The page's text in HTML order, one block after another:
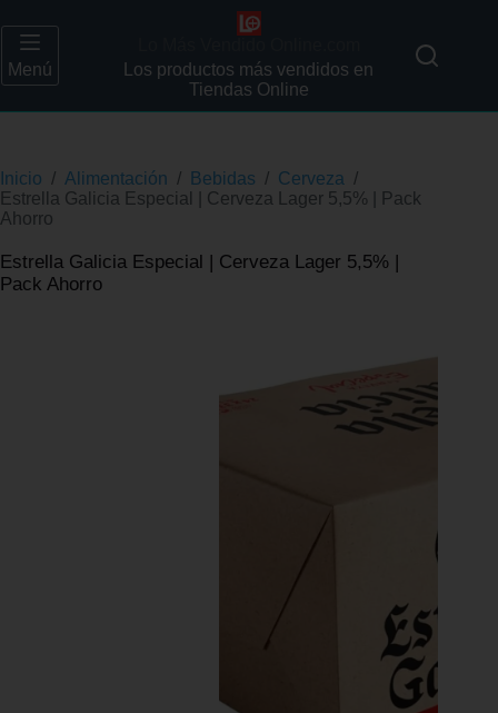
Menú
Los productos más vendidos en
Tiendas Online
Inicio / Alimentación / Bebidas / Cerveza /
Estrella Galicia Especial | Cerveza Lager 5,5% | Pack
Ahorro
Estrella Galicia Especial | Cerveza Lager 5,5% |
Pack Ahorro